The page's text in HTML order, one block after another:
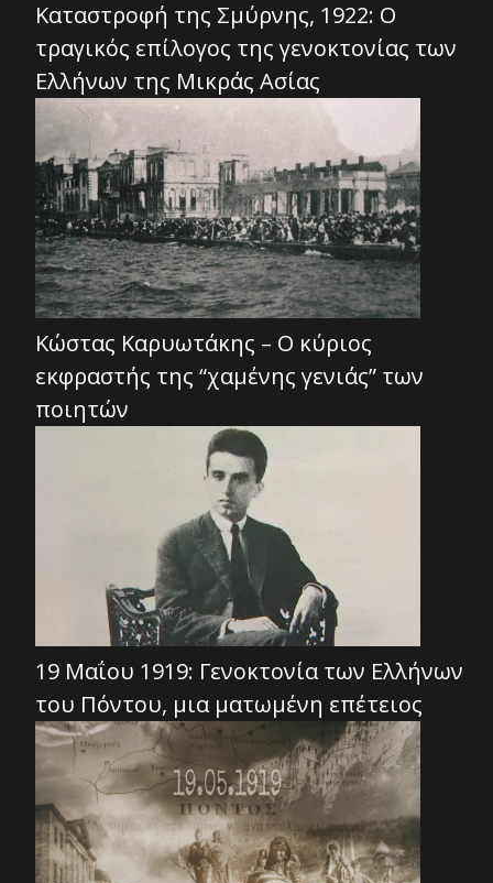
Καταστροφή της Σμύρνης, 1922: Ο
τραγικός επίλογος της γενοκτονίας των
Ελλήνων της Μικράς Ασίας
Κώστας Καρυωτάκης – Ο κύριος
εκφραστής της “χαμένης γενιάς” των
ποιητών
19 Μαΐου 1919: Γενοκτονία των Ελλήνων
του Πόντου, μια ματωμένη επέτειος